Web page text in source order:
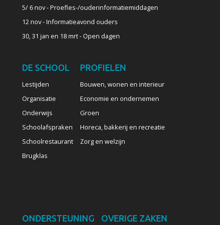
5/ 6 nov - Proefles-/ouderinformatiemiddagen
12 nov - Informatieavond ouders
30, 31 jan en 18 mrt - Open dagen
DE SCHOOL
Lestijden
Organisatie
Onderwijs
Schoolafspraken
Schoolrestaurant
Brugklas
PROFIELEN
Bouwen, wonen en interieur
Economie en ondernemen
Groen
Horeca, bakkerij en recreatie
Zorg en welzijn
ONDERSTEUNING OVERIGE ZAKEN